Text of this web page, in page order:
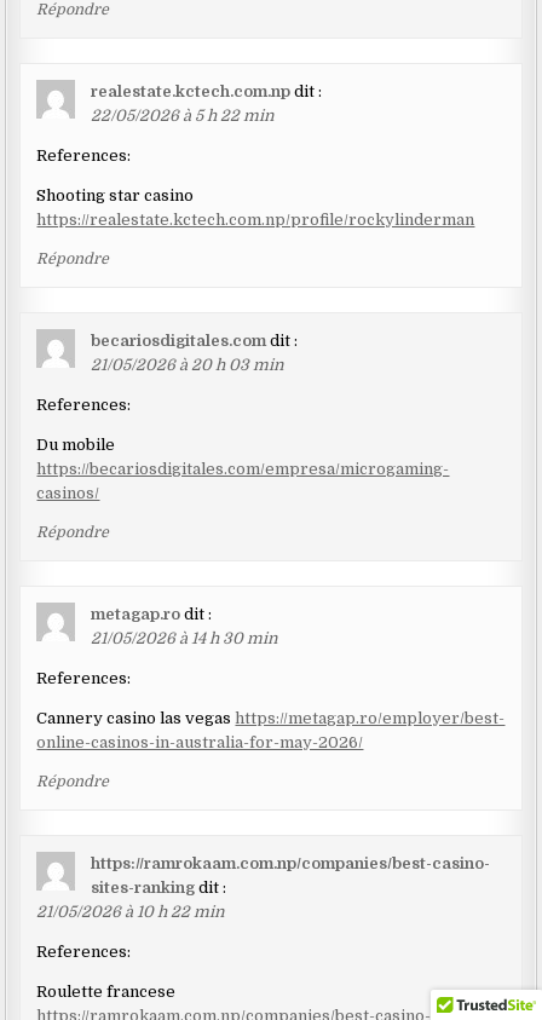
Répondre
realestate.kctech.com.np dit :
22/05/2026 à 5 h 22 min
References:
Shooting star casino
https://realestate.kctech.com.np/profile/rockylinderman
Répondre
becariosdigitales.com dit :
21/05/2026 à 20 h 03 min
References:
Du mobile
https://becariosdigitales.com/empresa/microgaming-
casinos/
Répondre
metagap.ro dit :
21/05/2026 à 14 h 30 min
References:
Cannery casino las vegashttps://metagap.ro/employer/best-
online-casinos-in-australia-for-may-2026/
Répondre
https://ramrokaam.com.np/companies/best-casino-
sites-ranking dit :
21/05/2026 à 10 h 22 min
References:
Roulette francese
https://ramrokaam.com.np/companies/best-casino-sites-